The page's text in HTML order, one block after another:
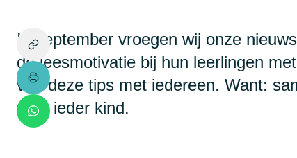
In september vroegen wij onze
de leesmotivatie bij hun leerlingen
van deze tips met iedereen. Want:
voor ieder kind.